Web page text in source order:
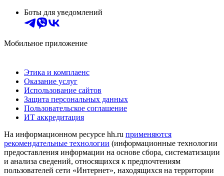
Боты для уведомлений
Мобильное приложение
Этика и комплаенс
Оказание услуг
Использование сайтов
Защита персональных данных
Пользовательское соглашение
ИТ аккредитация
На информационном ресурсе hh.ru применяются
рекомендательные технологии (информационные технологии
предоставления информации на основе сбора, систематизации
и анализа сведений, относящихся к предпочтениям
пользователей сети «Интернет», находящихся на территории